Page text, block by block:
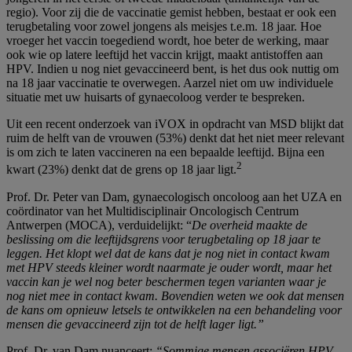
regio). Voor zij die de vaccinatie gemist hebben, bestaat er ook een
terugbetaling voor zowel jongens als meisjes t.e.m. 18 jaar. Hoe
vroeger het vaccin toegediend wordt, hoe beter de werking, maar
ook wie op latere leeftijd het vaccin krijgt, maakt antistoffen aan
HPV. Indien u nog niet gevaccineerd bent, is het dus ook nuttig om
na 18 jaar vaccinatie te overwegen. Aarzel niet om uw individuele
situatie met uw huisarts of gynaecoloog verder te bespreken.
Uit een recent onderzoek van iVOX in opdracht van MSD blijkt dat
ruim de helft van de vrouwen (53%) denkt dat het niet meer relevant
is om zich te laten vaccineren na een bepaalde leeftijd. Bijna een
kwart (23%) denkt dat de grens op 18 jaar ligt.2
Prof. Dr. Peter van Dam, gynaecologisch oncoloog aan het UZA en
coördinator van het Multidisciplinair Oncologisch Centrum
Antwerpen (MOCA), verduidelijkt: “De overheid maakte de
beslissing om die leeftijdsgrens voor terugbetaling op 18 jaar te
leggen. Het klopt wel dat de kans dat je nog niet in contact kwam
met HPV steeds kleiner wordt naarmate je ouder wordt, maar het
vaccin kan je wel nog beter beschermen tegen varianten waar je
nog niet mee in contact kwam. Bovendien weten we ook dat mensen
de kans om opnieuw letsels te ontwikkelen na een behandeling voor
mensen die gevaccineerd zijn tot de helft lager ligt.”